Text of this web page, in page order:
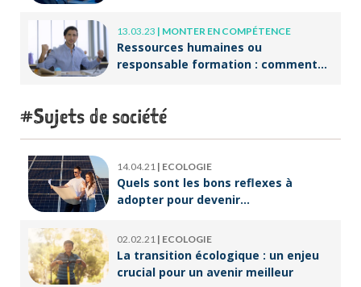
13.03.23 | MONTER EN COMPÉTENCE
Ressources humaines ou
responsable formation : comment
Sujets de société
14.04.21 | ECOLOGIE
Quels sont les bons reflexes à
adopter pour devenir
02.02.21 | ECOLOGIE
La transition écologique : un enjeu
crucial pour un avenir meilleur